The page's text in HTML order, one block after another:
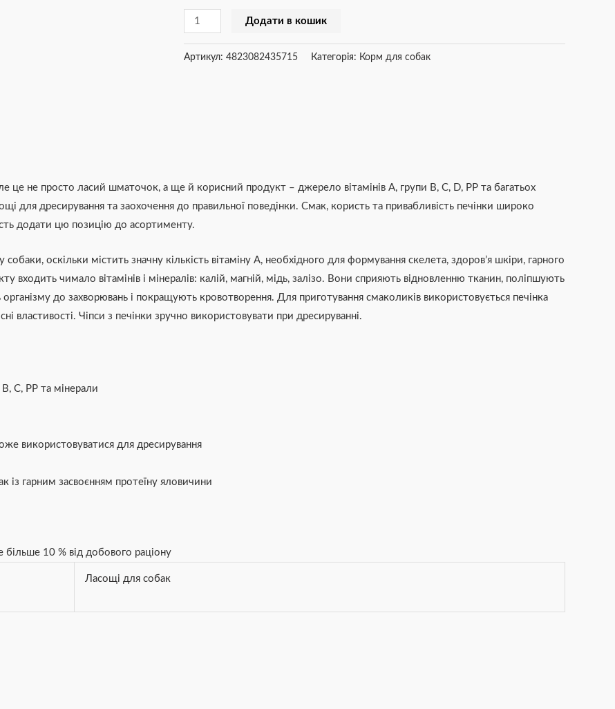
100
Додати в кошик
Артикул: 4823082435715 Категорія: Корм для собак
це не просто ласий шматочок, а ще й корисний продукт – джерело вітамінів А, групи В, С, D, РР та багатьох
для дресирування та заохочення до правильної поведінки. Смак, користь та привабливість печінки широко
додати цю позицію до асортименту.
оскільки містить значну кількість вітаміну А, необхідного для формування скелета, здоров’я шкіри, гарного
входить чимало вітамінів і мінералів: калій, магній, мідь, залізо. Вони сприяють відновленню тканин, поліпшують
до захворювань і покращують кровотворення. Для приготування смаколиків використовується печінка
властивості. Чіпси з печінки зручно використовувати при дресируванні.
В, С, РР та мінерали
використовуватися для дресирування
із гарним засвоєнням протеїну яловичини
10 % від добового раціону
Ласощі для собак